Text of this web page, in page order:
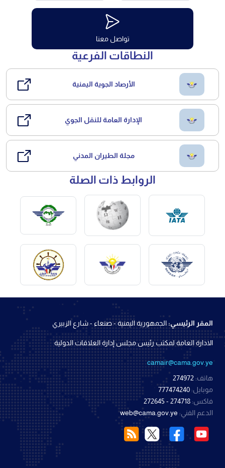
تواصل معنا
النطاقات الفرعية
الأرصاد الجوية اليمنية
الإدارة العامة للنقل الجوي
مجلة الطيران المدني
الروابط ذات الصلة
المقر الرئيسي:الجمهورية اليمنية - صنعاء - شارع الزبيري
الادارة العامة لمكتب رئيس مجلس إدارة العلاقات الدولية
camair@cama.gov.ye
هاتف: 274972
موبايل: 777474240
فاكس: 274718 - 272645
الدعم الفني: web@cama.gov.ye